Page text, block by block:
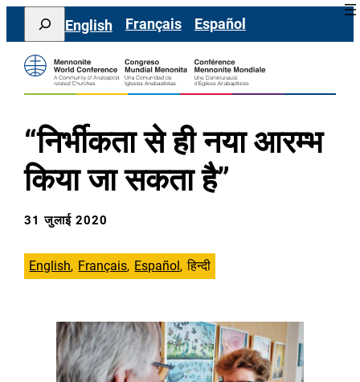
सामग्रीSearch
English Français Español
“निर्भीकता से ही नया आरम्भ
किया जा सकता है”
31 जुलाई 2020
English Français Español हिन्दी